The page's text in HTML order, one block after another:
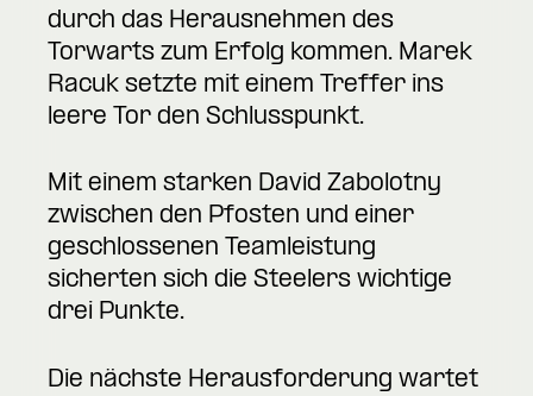
durch das Herausnehmen des
Torwarts zum Erfolg kommen. Marek
Racuk setzte mit einem Treffer ins
leere Tor den Schlusspunkt.
Mit einem starken David Zabolotny
zwischen den Pfosten und einer
geschlossenen Teamleistung
sicherten sich die Steelers wichtige
drei Punkte.
Die nächste Herausforderung wartet